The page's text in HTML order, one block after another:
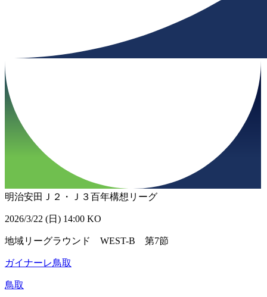
明治安田Ｊ２・Ｊ３百年構想リーグ
2026/3/22 (日) 14:00 KO
地域リーグラウンド WEST-B 第7節
ガイナーレ鳥取
鳥取